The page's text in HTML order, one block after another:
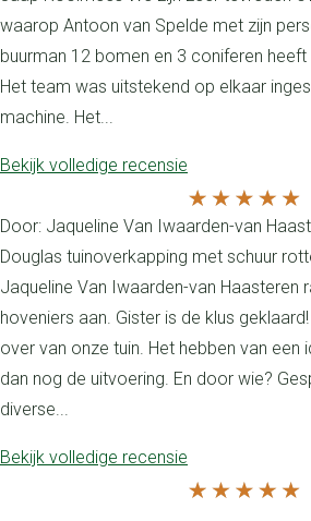
waarop Antoon van Spelde met zijn
buurman 12 bomen en 3 coniferen
Het team was uitstekend op elkaar
machine. Het...
Bekijk volledige recensie
Door: Jaqueline Van Iwaarden-van
Douglas tuinoverkapping met schuur
Jaqueline Van Iwaarden-van Haasteren
hoveniers aan. Gister is de klus
over van onze tuin. Het hebben van een
dan nog de uitvoering. En door wie?
diverse...
Bekijk volledige recensie